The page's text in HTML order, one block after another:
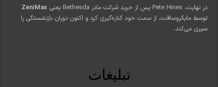
در نهایت، Pete Hines پس از خرید شرکت مادر Bethesda یعنی
ZeniMax
توسط مایکروسافت، از سمت خود کناره‌گیری کرد و اکنون دوران بازنشستگی را
سپری می‌کند.
تبلیغات